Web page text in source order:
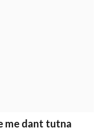
me dant tutna